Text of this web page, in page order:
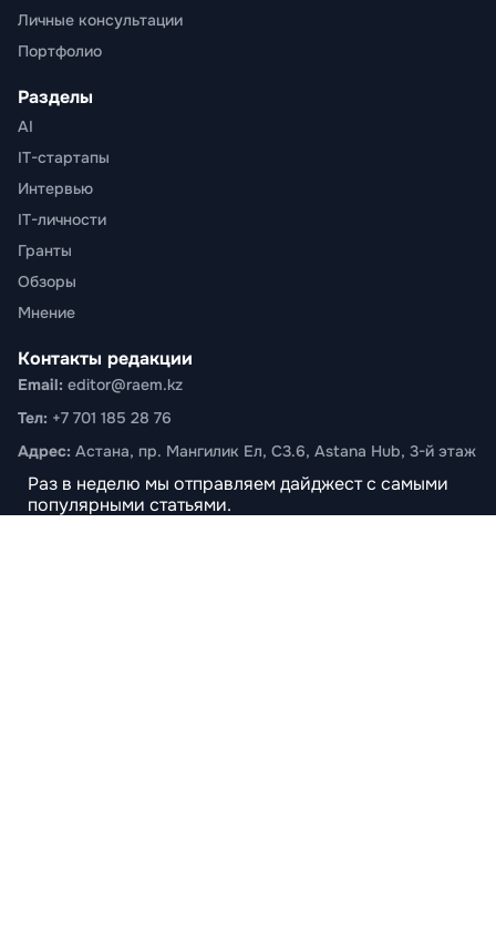
Личные консультации
Портфолио
Разделы
AI
IT-стартапы
Интервью
IT-личности
Гранты
Обзоры
Мнение
Контакты редакции
Email: editor@raem.kz
Тел: +7 701 185 28 76
Адрес: Астана, пр. Мангилик Ел, С3.6, Astana Hub, 3-й этаж
Раз в неделю мы отправляем дайджест с самыми
популярными статьями.